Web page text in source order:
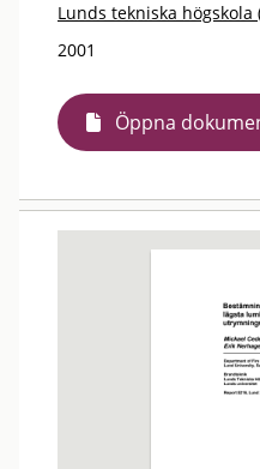
Lunds tekniska högskola
2001
Öppna